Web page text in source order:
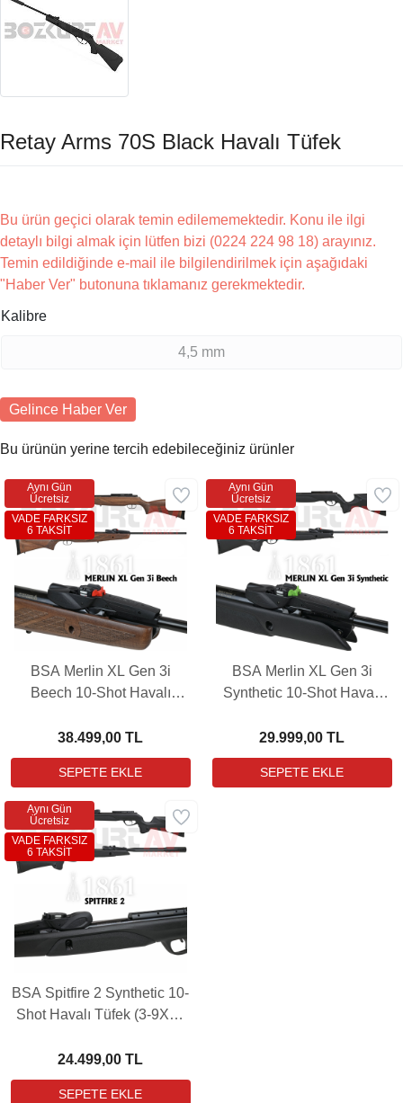
Retay Arms 70S Black Havalı Tüfek
Bu ürün geçici olarak temin edilememektedir. Konu ile ilgi
detaylı bilgi almak için lütfen bizi (0224 224 98 18) arayınız.
Temin edildiğinde e-mail ile bilgilendirilmek için aşağıdaki
"Haber Ver" butonuna tıklamanız gerekmektedir.
Kalibre
4,5 mm
Gelince Haber Ver
Bu ürünün yerine tercih edebileceğiniz ürünler
BSA Merlin XL Gen 3i
Beech 10-Shot Havalı
Dürbün Hediyeli)
38.499,00 TL
Aynı Gün
Ücretsiz
VADE FARKSIZ
6 TAKSİT
BSA Merlin XL Gen 3i
Synthetic 10-Shot Havalı
Dürbün Hediyeli)
29.999,00 TL
Aynı Gün
Ücretsiz
VADE FARKSIZ
6 TAKSİT
BSA Spitfire 2 Synthetic 10-
Shot Havalı Tüfek (3-9X40
24.499,00 TL
Aynı Gün
Ücretsiz
VADE FARKSIZ
6 TAKSİT